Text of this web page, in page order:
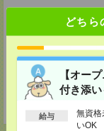
どちら
【オー
付き添
給与
無資
いOK
メディカルケア事
静岡県三島市一番町
MAIL：
担当：採用担当
登録交通費